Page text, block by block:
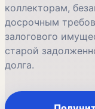
коллекторам,
досрочным
залогового
старой
долга.